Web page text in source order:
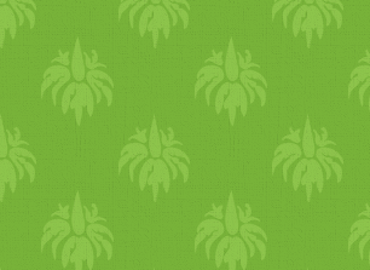
cukormentes
uzsonnára.
teljeskiörlésű
vagy almás